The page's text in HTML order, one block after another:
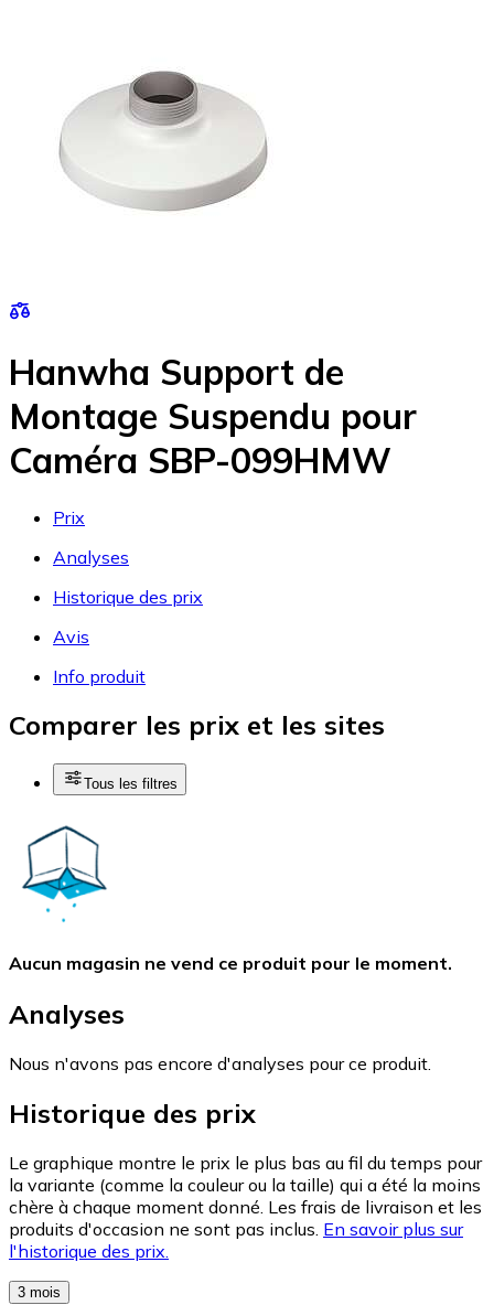
Hanwha Support de
Montage Suspendu pour
Caméra SBP-099HMW
Prix
Analyses
Historique des prix
Avis
Info produit
Comparer les prix et les sites
Tous les filtres
Aucun magasin ne vend ce produit pour le moment.
Analyses
Nous n'avons pas encore d'analyses pour ce produit.
Historique des prix
Le graphique montre le prix le plus bas au fil du temps pour
la variante (comme la couleur ou la taille) qui a été la moins
chère à chaque moment donné. Les frais de livraison et les
produits d'occasion ne sont pas inclus. En savoir plus sur
l'historique des prix.
3 mois